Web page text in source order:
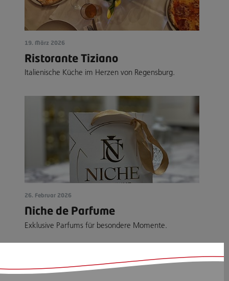
19. März 2026
Ristorante Tiziano
Italienische Küche im Herzen von Regensburg.
26. Februar 2026
Niche de Parfume
Exklusive Parfums für besondere Momente.